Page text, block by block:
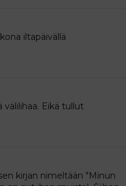
iltapäivällä
välilihaa. Eikä tullut
kirjan nimeltään "Minun